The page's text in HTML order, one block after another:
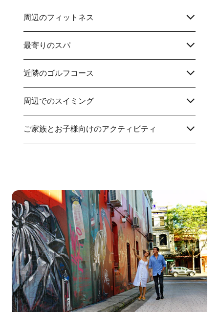
周辺のフィットネス
最寄りのスパ
近隣のゴルフコース
周辺でのスイミング
ご家族とお子様向けのアクティビティ